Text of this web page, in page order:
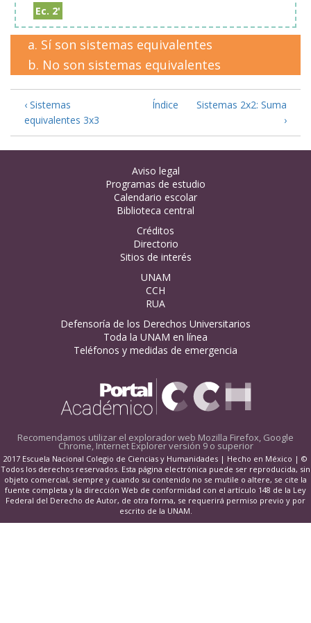
Ec. 2'
Sí son sistemas equivalentes
No son sistemas equivalentes
‹ Sistemas
equivalentes 3x3
Índice
Sistemas 2x2: Suma
›
Aviso legal
Programas de estudio
Calendario escolar
Biblioteca central
Créditos
Directorio
Sitios de interés
UNAM
CCH
RUA
Defensoría de los Derechos Universitarios
Toda la UNAM en línea
Teléfonos y medidas de emergencia
Recomendamos utilizar el explorador web Mozilla Firefox, Google
Chrome, Internet Explorer versión 9 o superior
2017 Escuela Nacional Colegio de Ciencias y Humanidades | Hecho en México | ©
Todos los derechos reservados. Esta página electrónica puede ser reproducida, sin
objeto comercial, siempre y cuando su contenido no se mutile o altere, se cite la
fuente completa y la dirección Web de conformidad con el artículo 148 de la Ley
Federal del Derecho de Autor, de otra forma, se requerirá permiso previo y por
escrito de la UNAM.